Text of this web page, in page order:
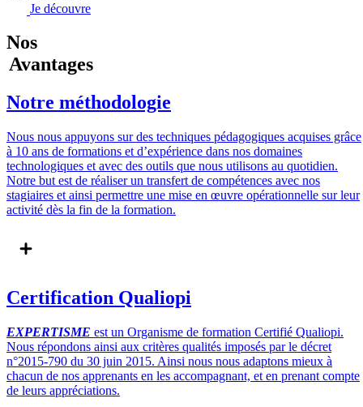
Je découvre
Nos
Avantages
Notre méthodologie
Nous nous appuyons sur des techniques pédagogiques acquises grâce
à 10 ans de formations et d’expérience dans nos domaines
technologiques et avec des outils que nous utilisons au quotidien.
Notre but est de réaliser un transfert de compétences avec nos
stagiaires et ainsi permettre une mise en œuvre opérationnelle sur leur
activité dès la fin de la formation.
Certification Qualiopi
EXPERTISME est un Organisme de formation Certifié Qualiopi.
Nous répondons ainsi aux critères qualités imposés par le décret
n°2015-790 du 30 juin 2015. Ainsi nous nous adaptons mieux à
chacun de nos apprenants en les accompagnant, et en prenant compte
de leurs appréciations.